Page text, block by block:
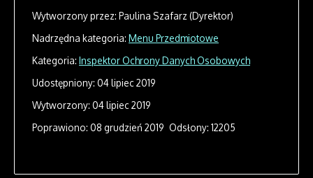
Wytworzony przez: Paulina Szafarz (Dyrektor)
Nadrzędna kategoria: Menu Przedmiotowe
Kategoria: Inspektor Ochrony Danych Osobowych
Udostępniony: 04 lipiec 2019
Wytworzony: 04 lipiec 2019
Poprawiono: 08 grudzień 2019 Odsłony: 12205